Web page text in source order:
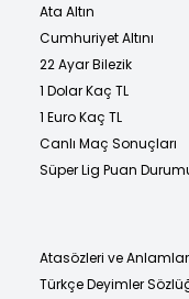
Ata Altın
Cumhuriyet Altını
22 Ayar Bilezik
1 Dolar Kaç TL
1 Euro Kaç TL
Canlı Maç Sonuçları
Süper Lig Puan
Atasözleri ve
Türkçe Deyimler